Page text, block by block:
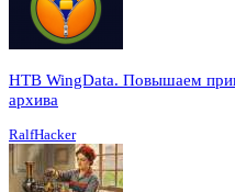
HTB WingData. Повышаем
архива
RalfHacker